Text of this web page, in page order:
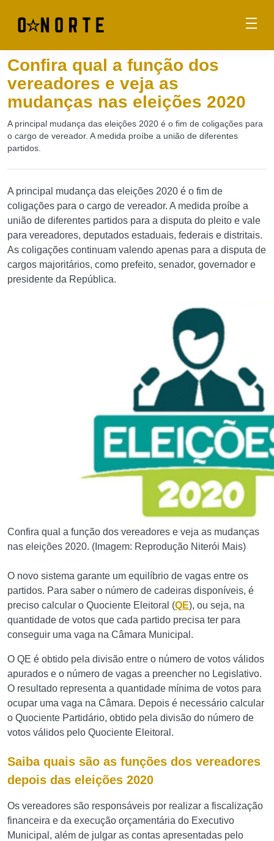
Confira qual a função dos
vereadores e veja as
mudanças nas eleições 2020
A principal mudança das eleições 2020 é o fim de coligações para
o cargo de vereador. A medida proíbe a união de diferentes
partidos.
A principal mudança das eleições 2020 é o fim de
coligações para o cargo de vereador. A medida proíbe a
união de diferentes partidos para a disputa do pleito e vale
para vereadores, deputados estaduais, federais e distritais.
As coligações continuam valendo apenas para a disputa de
cargos majoritários, como prefeito, senador, governador e
presidente da República.
Confira qual a função dos vereadores e veja as mudanças
nas eleições 2020. (Imagem: Reprodução Niterói Mais)
O novo sistema garante um equilíbrio de vagas entre os
partidos. Para saber o número de cadeiras disponíveis, é
preciso calcular o Quociente Eleitoral (QE), ou seja, na
quantidade de votos que cada partido precisa ter para
conseguir uma vaga na Câmara Municipal.
O QE é obtido pela divisão entre o número de votos válidos
apurados e o número de vagas a preencher no Legislativo.
O resultado representa a quantidade mínima de votos para
ocupar uma vaga na Câmara. Depois é necessário calcular
o Quociente Partidário, obtido pela divisão do número de
votos válidos pelo Quociente Eleitoral.
Saiba quais são as funções dos vereadores
depois das eleições 2020
Os vereadores são responsáveis por realizar a fiscalização
financeira e da execução orçamentária do Executivo
Municipal, além de julgar as contas apresentadas pelo